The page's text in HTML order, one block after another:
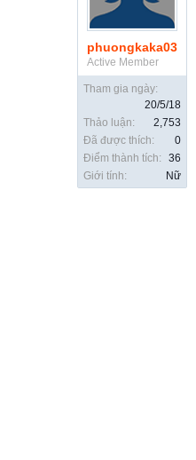
phuongkaka03
Active Member
Tham gia ngày:
20/5/18
Thảo luận:
2,753
Đã được thích:
0
Điểm thành tích:
36
Giới tính:
Nữ